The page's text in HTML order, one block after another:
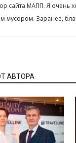
сайта МАПП. Я очень
мусором. Заранее,
АВТОРА